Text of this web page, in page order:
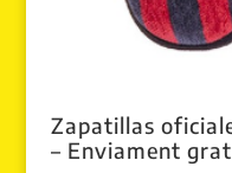
Zapatillas
– Enviament